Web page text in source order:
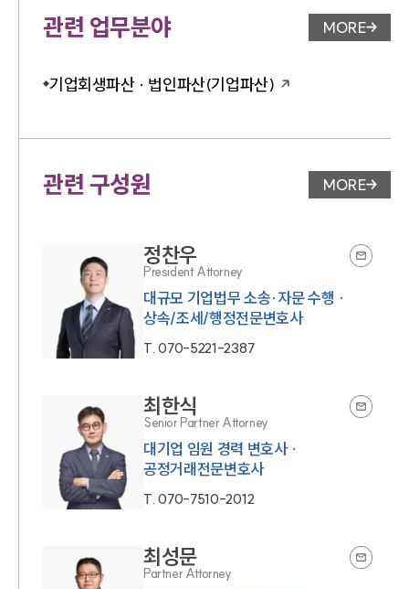
관련 업무분야 업무분야
MORE
기업회생파산 · 법인파산(기업파산)
관련 구성원 변호사 페
MORE
정찬우
President Attorney
대규모 기업법무 소송·자문 수행 ·
상속/조세/행정전문변호사
T.070-5221-2387
최한식
Senior Partner Attorney
대기업 임원 경력 변호사 ·
공정거래전문변호사
T.070-7510-2012
최성문
Partner Attorney